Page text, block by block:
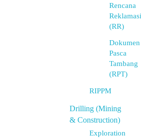
Rencana
Reklamasi
(RR)
Dokumen
Pasca
Tambang
(RPT)
RIPPM
Drilling (Mining
& Construction)
Exploration